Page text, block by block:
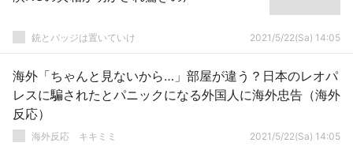
銃とバッジは置いていけ 2021/5/22(Sa) 14:05
海外「ちゃんと見ないから…」部屋が違う？日本のレオパ
レスに騙されたとパニックになる外国人に海外忠告（海外
反応）
­海外反応 キキミミ 2021/5/22(Sa) 14:05